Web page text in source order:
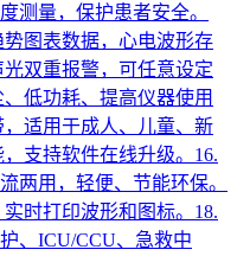
测量，保护患者安全。
图表数据，心电波形存
双重报警，可任意设定
低功耗、提高仪器使用
适用于成人、儿童、新
支持软件在线升级。16.
两用，轻便、节能环保。
时打印波形和图标。18.
、ICU/CCU、急救中